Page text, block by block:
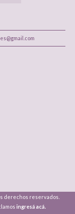
derechos reservados.
ingresá acá.